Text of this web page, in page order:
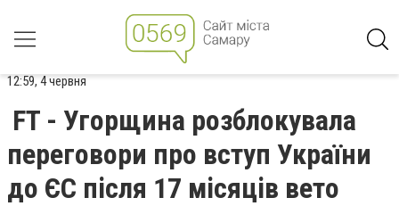
12:59, 4 червня
FT - Угорщина розблокувала
переговори про вступ України
до ЄС після 17 місяців вето